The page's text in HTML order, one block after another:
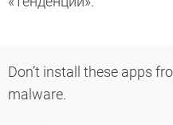
Don’t install these apps
malware.